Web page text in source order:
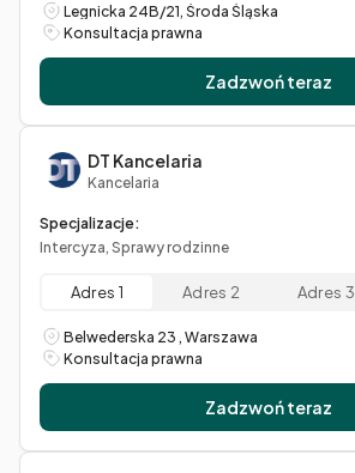
Legnicka 24B/21, Środa Śląska
Konsultacja prawna
Zadzwoń teraz
DT Kancelaria
Kancelaria
Specjalizacje:
Intercyza, Sprawy rodzinne
Adres 1 Adres 2 Adres 3
Belwederska 23 , Warszawa
Konsultacja prawna
Zadzwoń teraz